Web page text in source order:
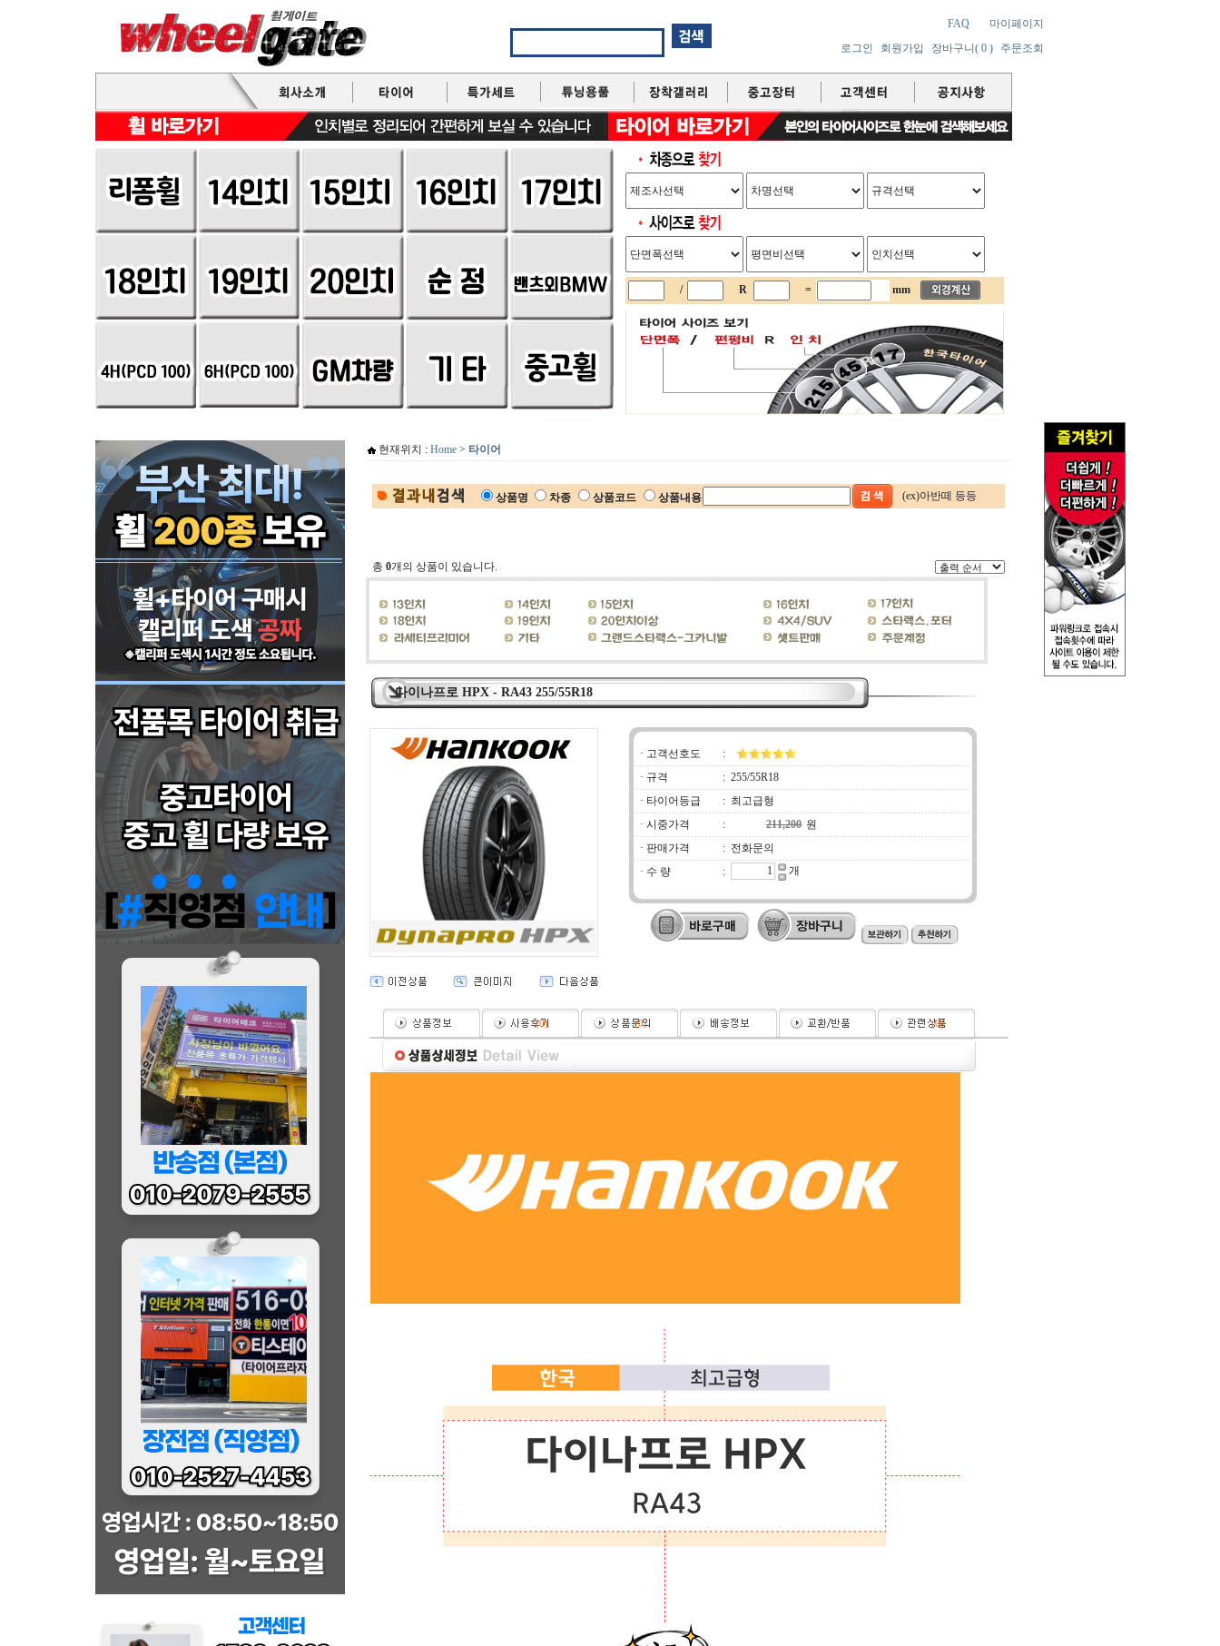
FAQ
마이페이지
로그인
회원가입 장바구니( 0 ) 주문조회
/ R = mm
현재위치 : Home> 타이어
상품명 차종 상품코드 상품내용 (ex)아반떼 등등
총 0개의 상품이 있습니다.
다이나프로 HPX - RA43 255/55R18
· 고객선호도
:
· 규격
: 255/55R18
· 타이어등급
: 최고급형
· 시중가격
:
원
· 판매가격
: 전화문의
· 수 량
: 개
(0) (0) (0)